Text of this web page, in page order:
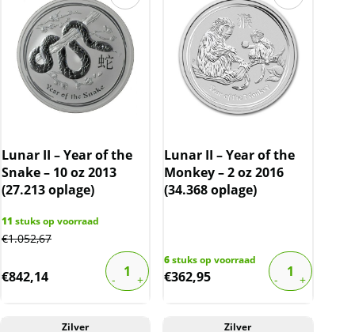
Lunar II – Year of the
Snake – 10 oz 2013
(27.213 oplage)
11 stuks op voorraad
€1.052,67
€842,14
Lunar II – Year of the
Monkey – 2 oz 2016
(34.368 oplage)
6stuks op voorraad
€362,95
Zilver Zilver